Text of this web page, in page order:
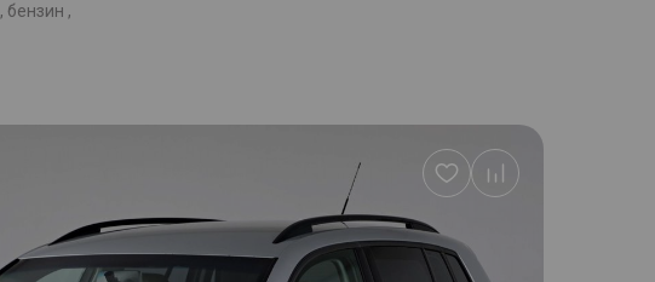
бензин ,
Добавить
в